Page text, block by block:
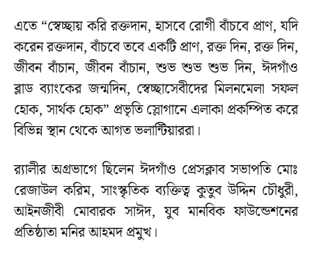
এতে “স্বেচ্ছায় করি রক্তদান, হাসবে রোগী বাঁচবে প্রাণ, যদি
করেন রক্তদান, বাঁচবে তবে একটি প্রাণ, রক্ত দিন, রক্ত দিন,
জীবন বাঁচান, জীবন বাঁচান, শুভ শুভ শুভ দিন, ঈদগাঁও
ব্লাড ব্যাংকের জন্মদিন, স্বেচ্ছাসেবীদের মিলনমেলা সফল
হোক, সার্থক হোক” প্রভৃতি স্লোগানে এলাকা প্রকম্পিত করে
বিভিন্ন স্থান থেকে আগত ভলান্টিয়াররা।
র‌্যালীর অগ্রভাগে ছিলেন ঈদগাঁও প্রেসক্লাব সভাপতি মোঃ
রেজাউল করিম, সাংস্কৃতিক ব্যক্তিত্ব কুতুব উদ্দিন চৌধুরী,
আইনজীবী মোবারক সাঈদ, যুব মানবিক ফাউন্ডেশনের
প্রতিষ্ঠাতা মনির আহমদ প্রমুখ।